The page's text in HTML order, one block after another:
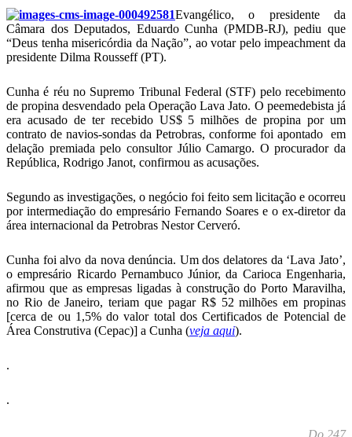
Telegram
Evangélico, o presidente da
Câmara dos Deputados, Eduardo Cunha (PMDB-RJ), pediu que
“Deus tenha misericórdia da Nação”, ao votar pelo impeachment da
presidente Dilma Rousseff (PT).
Cunha é réu no Supremo Tribunal Federal (STF) pelo recebimento
de propina desvendado pela Operação Lava Jato. O peemedebista já
era acusado de ter recebido US$ 5 milhões de propina por um
contrato de navios-sondas da Petrobras, conforme foi apontado em
delação premiada pelo consultor Júlio Camargo. O procurador da
República, Rodrigo Janot, confirmou as acusações.
Segundo as investigações, o negócio foi feito sem licitação e ocorreu
por intermediação do empresário Fernando Soares e o ex-diretor da
área internacional da Petrobras Nestor Cerveró.
Cunha foi alvo da nova denúncia. Um dos delatores da ‘Lava Jato’,
o empresário Ricardo Pernambuco Júnior, da Carioca Engenharia,
afirmou que as empresas ligadas à construção do Porto Maravilha,
no Rio de Janeiro, teriam que pagar R$ 52 milhões em propinas
[cerca de ou 1,5% do valor total dos Certificados de Potencial de
Área Construtiva (Cepac)] a Cunha (veja aqui).
.
.
Do 247